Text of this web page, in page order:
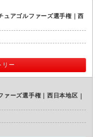
ュアゴルファーズ選手権｜西
リー
ァーズ選手権｜西日本地区